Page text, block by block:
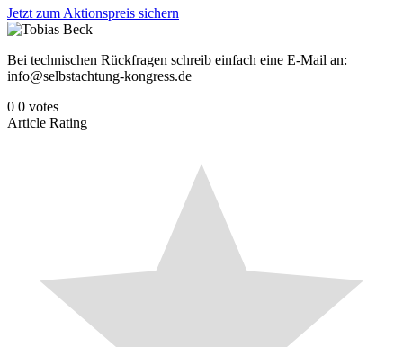
Jetzt zum Aktionspreis sichern
Bei technischen Rückfragen schreib einfach eine E-Mail an:
info@selbstachtung-kongress.de
0 0 votes
Article Rating